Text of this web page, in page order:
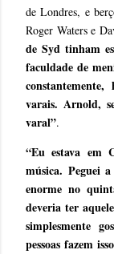
de Londres, e
Roger Waters e
de Syd tinham
faculdade de
varais. Arnold,
varal”.
“Eu estava em
música. Peguei
enorme no
deveria ter
simplesmente
pessoas fazem